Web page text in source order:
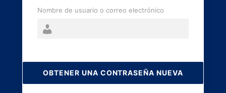
perdida
Nombre de usuario o correo electrónico